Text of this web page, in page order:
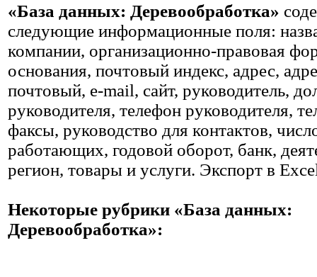
«База данных: Деревообработка»
следующие информационные поля:
компании, организационно-правовая
основания, почтовый индекс, адрес,
почтовый, е-mail, сайт, руководитель,
руководителя, телефон руководителя,
факсы, руководство для контактов,
работающих, годовой оборот, банк,
регион, товары и услуги. Экспорт в
Некоторые рубрики «База данных:
Деревообработка»: